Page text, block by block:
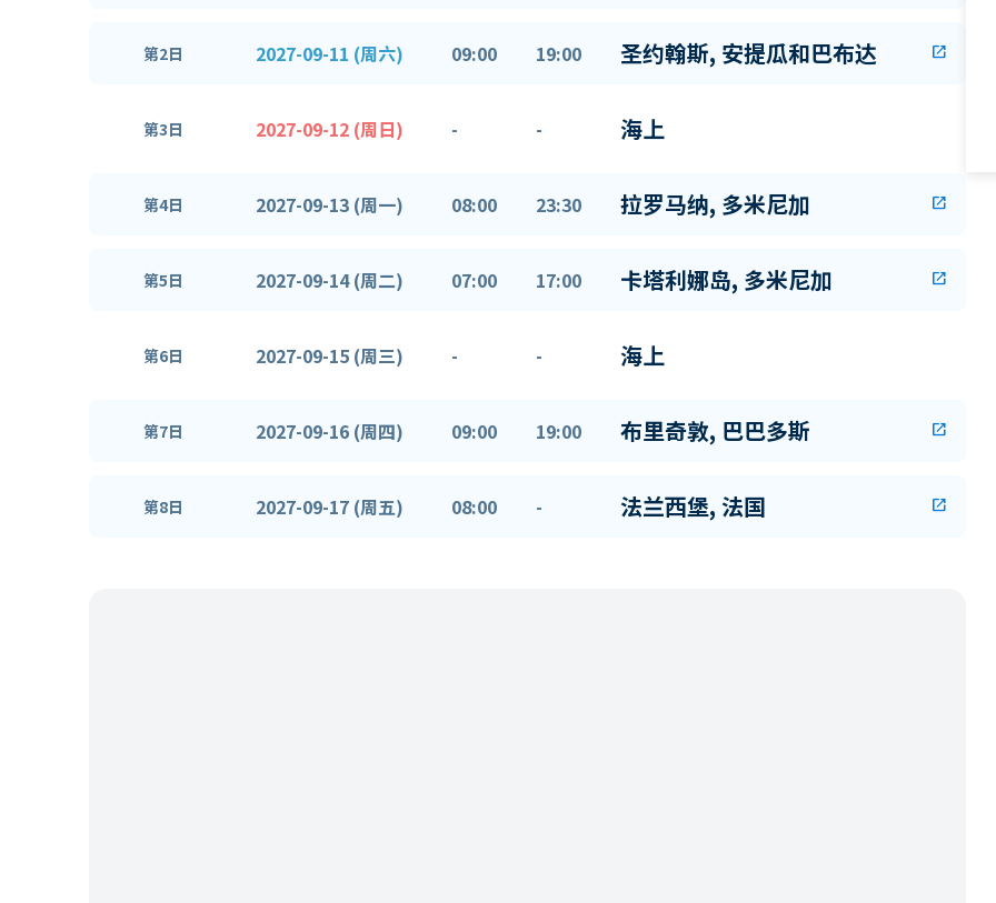
第2日 2027-09-11 (周六) 09:00 19:00 圣约翰斯, 安提瓜和巴布达 open_in_new
第3日 2027-09-12 (周日) - - 海上
第4日 2027-09-13 (周一) 08:00 23:30 拉罗马纳, 多米尼加 open_in_new
第5日 2027-09-14 (周二) 07:00 17:00 卡塔利娜岛, 多米尼加 open_in_new
第6日 2027-09-15 (周三) - - 海上
第7日 2027-09-16 (周四) 09:00 19:00 布里奇敦, 巴巴多斯 open_in_new
第8日 2027-09-17 (周五) 08:00 - 法兰西堡, 法国 open_in_new